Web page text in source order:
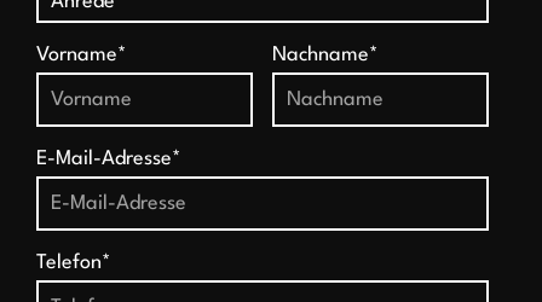
Vorname* Nachname*
E-Mail-Adresse*
Telefon*